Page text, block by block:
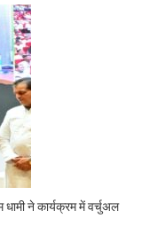
ने कार्यक्रम में वर्चुअल